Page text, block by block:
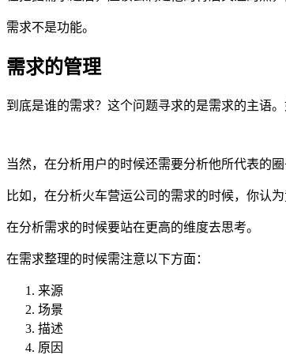
需求不是功能。
需求的管理
到底是谁的需求？这个问题寻求的是需求的主语。
当然，在分析用户的时候还需要分析他所代表的圈
比如，在分析火车营运公司的需求的时候，你认
在分析需求的时候要站在更高的维度去思考。
在需求整理的时候需注意以下方面：
来源
场景
描述
原因